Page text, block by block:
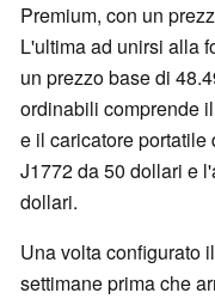
Premium, con un
L'ultima ad unirsi alla
un prezzo base di
ordinabili comprende
e il caricatore
J1772 da 50 dollari e
dollari.
Una volta configurato
settimane prima che